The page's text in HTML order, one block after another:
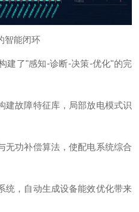
智能闭环
建了"感知-诊断-决策-优化"的完
建故障特征库，局部放电模式识
无功补偿算法，使配电系统综合
统，自动生成设备能效优化带来